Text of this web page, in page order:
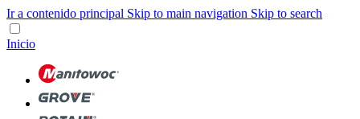
Ir a contenido principal Skip to main navigation Skip to search
Inicio